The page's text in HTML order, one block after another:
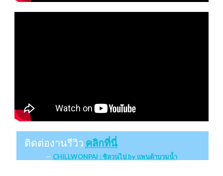
ติดต่องานรีวิว คลิกที่นี่
CHILLWONPAI : ชิลวนไป by แพนด้าบวมน้ำ